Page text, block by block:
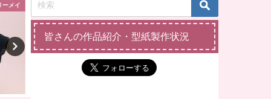
ーメイ
皆さんの作品紹介・型紙製作状況